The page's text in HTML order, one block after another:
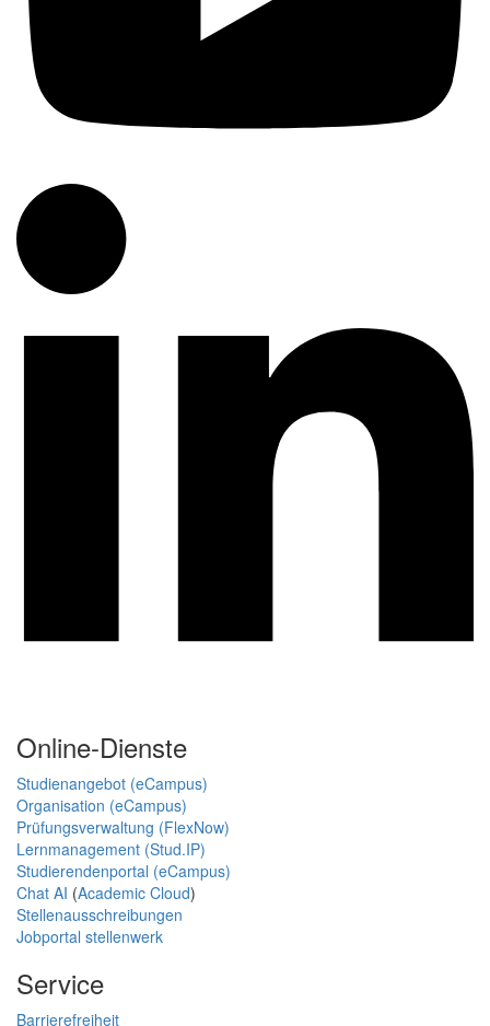
Online-Dienste
Studienangebot (eCampus)
Organisation (eCampus)
Prüfungsverwaltung (FlexNow)
Lernmanagement (Stud.IP)
Studierendenportal (eCampus)
Chat AI (Academic Cloud)
Stellenausschreibungen
Jobportal stellenwerk
Service
Barrierefreiheit